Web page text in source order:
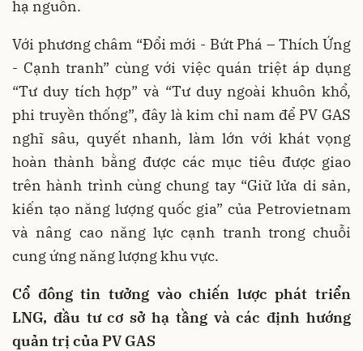
hạ nguồn.
Với phương châm “Đổi mới - Bứt Phá – Thích Ứng
- Cạnh tranh” cùng với việc quán triệt áp dụng
“Tư duy tích hợp” và “Tư duy ngoài khuôn khổ,
phi truyền thống”, đây là kim chỉ nam để PV GAS
nghĩ sâu, quyết nhanh, làm lớn với khát vọng
hoàn thành bằng được các mục tiêu được giao
trên hành trình cùng chung tay “Giữ lửa di sản,
kiến tạo năng lượng quốc gia” của Petrovietnam
và nâng cao năng lực cạnh tranh trong chuỗi
cung ứng năng lượng khu vực.
Cổ đôngtin tưởngvào chiến lược phát triển
LNG, đầu tư cơ sở hạ tầng và các định hướng
quản trị của PV GAS